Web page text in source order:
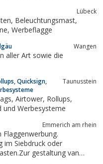
Lübeck
Flaggenmast, Lichtmast, Werbefahne, Werbeflagge
Wangen
aller Art sowie die
Quicksign,
Taunusstein
Werbewand und Werbesysteme
Emmerich am rhein
im Siebdruck oder